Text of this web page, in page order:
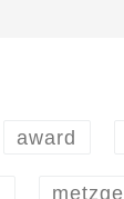
award